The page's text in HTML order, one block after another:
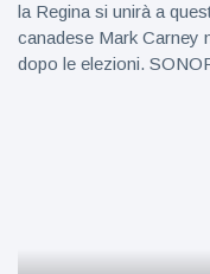
la Regina si unirà a
canadese Mark Carney
dopo le elezioni.